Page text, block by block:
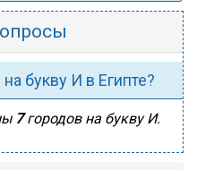
букву И в Египте?
7городов на букву И.